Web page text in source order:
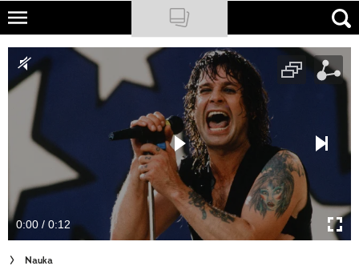
Skip
main
content
NATIONAL GEOGRAPHIC
TRAVELER
PODCASTY
Newsletter
Cuda Polski
Wielki Konkurs Fotograficzny
0:00 / 0:12
Nauka